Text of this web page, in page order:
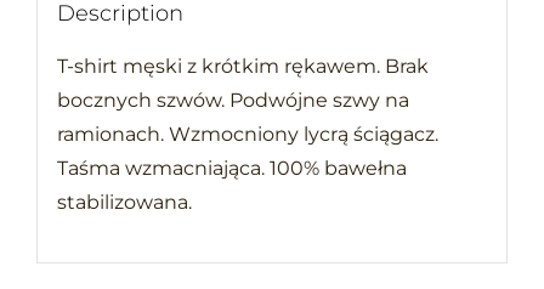
Description
T-shirt męski z krótkim rękawem. Brak
bocznych szwów. Podwójne szwy na
ramionach. Wzmocniony lycrą ściągacz.
Taśma wzmacniająca. 100% bawełna
stabilizowana.